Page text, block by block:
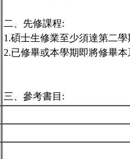
二、先修課程:
1.碩士生修業至少須達第二學
2.已修畢或本學期即將修畢
三、參考書目: